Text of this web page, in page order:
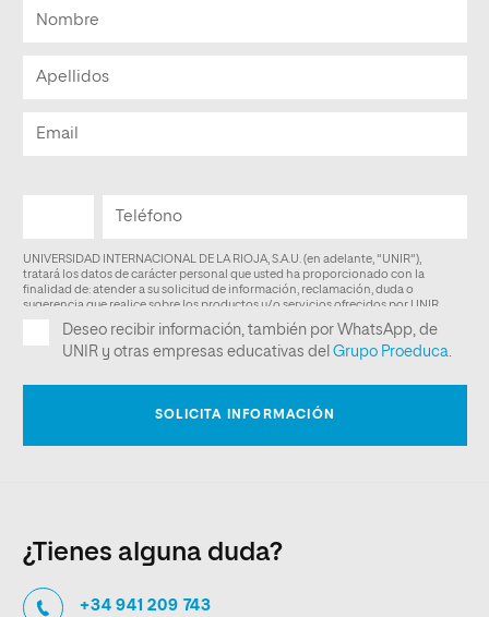
¿Tienes alguna duda?
+34 941 209 743